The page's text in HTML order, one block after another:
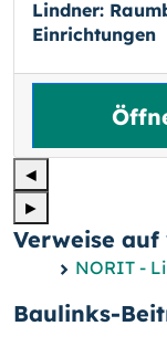
Lindner:
Einrichtungen
◄
►
Verweise
NORIT -
Baulinks-